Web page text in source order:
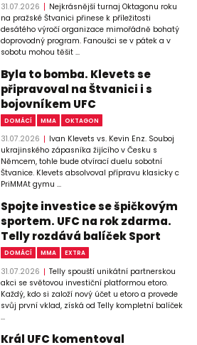
31.07.2026
Nejkrásnější turnaj Oktagonu roku
na pražské Štvanici přinese k příležitosti
desátého výročí organizace mimořádně bohatý
doprovodný program. Fanoušci se v pátek a v
sobotu mohou těšit ...
Byla to bomba. Klevets se
připravoval na Štvanici i s
bojovníkem UFC
DOMÁCÍ MMA OKTAGON
31.07.2026
Ivan Klevets vs. Kevin Enz. Souboj
ukrajinského zápasníka žijícího v Česku s
Němcem, tohle bude otvírací duelu sobotní
Štvanice. Klevets absolvoval přípravu klasicky c
PriMMAt gymu ...
Spojte investice se špičkovým
sportem. UFC na rok zdarma.
Telly rozdává balíček Sport
DOMÁCÍ MMA EXTRA
31.07.2026
Telly spouští unikátní partnerskou
akci se světovou investiční platformou etoro.
Každý, kdo si založí nový účet u etoro a provede
svůj první vklad, získá od Telly kompletní balíček
...
Král UFC komentoval